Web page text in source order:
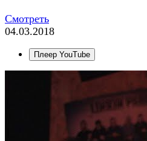
Смотреть
04.03.2018
Плеер YouTube